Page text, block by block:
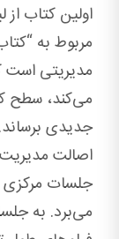
اولین کتاب
مربوط به
مدیریتی است
می‌کند، سطح
جدیدی
اصالت
می‌برد. به